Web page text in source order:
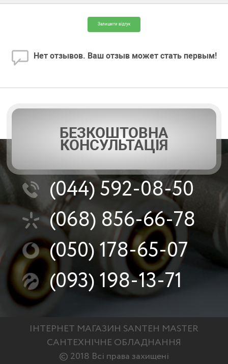
Залишити відгук
Нет отзывов. Ваш отзыв может стать первым!
БЕЗКОШТОВНА
КОНСУЛЬТАЦІЯ
(044)592-08-50
(068) 856-66-78
(050)178-65-07
(093)198-13-71
ІНТЕРНЕТ МАГАЗИН SANTEH MASTER
САНТЕХНІЧНЕ ОБЛАДНАННЯ
© 2018 Всі права захищені